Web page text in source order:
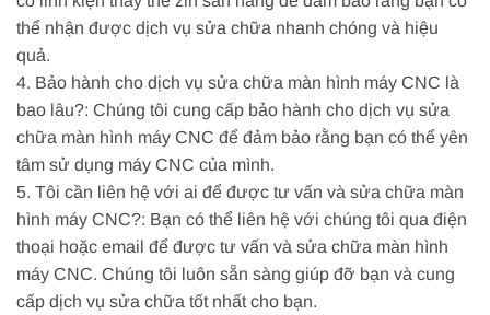
thể nhận được dịch vụ sửa chữa nhanh chóng và hiệu
quả.
4. Bảo hành cho dịch vụ sửa chữa màn hình máy CNC là
bao lâu?: Chúng tôi cung cấp bảo hành cho dịch vụ sửa
chữa màn hình máy CNC để đảm bảo rằng bạn có thể yên
tâm sử dụng máy CNC của mình.
5. Tôi cần liên hệ với ai để được tư vấn và sửa chữa màn
hình máy CNC?: Bạn có thể liên hệ với chúng tôi qua điện
thoại hoặc email để được tư vấn và sửa chữa màn hình
máy CNC. Chúng tôi luôn sẵn sàng giúp đỡ bạn và cung
cấp dịch vụ sửa chữa tốt nhất cho bạn.